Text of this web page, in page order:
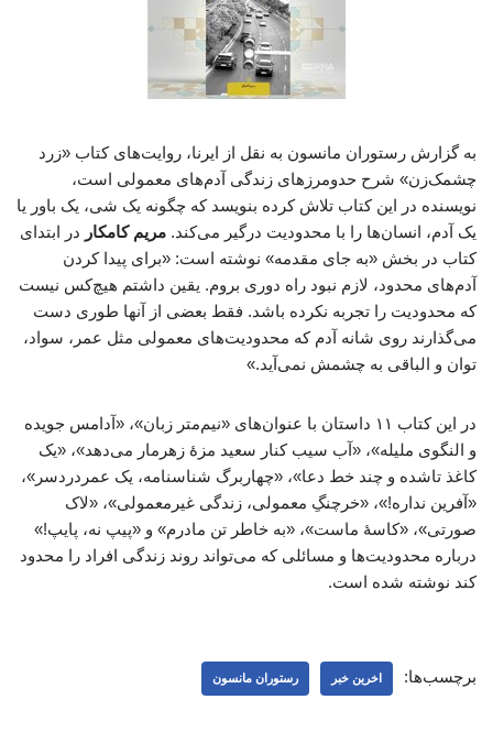
به گزارش رستوران مانسون به نقل از ایرنا، روایت‌های کتاب «زرد
چشمک‌زن» شرح حدومرزهای زندگی آدم‌های معمولی است،
نویسنده در این کتاب تلاش کرده بنویسد که چگونه یک شی، یک باور یا
یک آدم، انسان‌ها را با محدودیت درگیر می‌کند. مریم کامکار در ابتدای
کتاب در بخش «به جای مقدمه» نوشته است: «برای پیدا کردن
آدم‌های محدود، لازم نبود راه دوری بروم. یقین داشتم هیچ‌کس نیست
که محدودیت را تجربه نکرده باشد. فقط بعضی از آنها طوری دست
می‌گذارند روی شانه آدم که محدودیت‌های معمولی مثل عمر، سواد،
توان و الباقی به چشمش نمی‌آید.»
در این کتاب ۱۱ داستان با عنوان‌های «نیم‌متر زبان»، «آدامس جویده
و النگوی ملیله»، «آب سیب کنار سعید مزۀ زهرمار می‌دهد»، «یک
کاغذ تاشده و چند خط دعا»، «چهاربرگ شناسنامه، یک عمردردسر»،
«آفرین نداره!»، «خرچنگِ معمولی، زندگی غیرمعمولی»، «لاک
صورتی»، «کاسۀ ماست»، «به خاطر تن مادرم» و «پیپ نه، پایپ!»
درباره محدودیت‌ها و مسائلی که می‌تواند روند زندگی افراد را محدود
کند نوشته شده است.
برچسب‌ها: اخرین خبر رستوران مانسون